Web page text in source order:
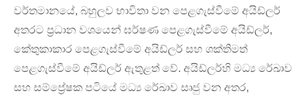
වර්තමානයේ, බහුලව භාවිතා වන පෙළගැස්වීමේ අයිඩ්ලර්
අතරට ප්‍රධාන වශයෙන් ඝර්ෂණ පෙළගැස්වීමේ අයිඩ්ලර්,
කේතුකාකාර පෙළගැස්වීමේ අයිඩ්ලර් සහ ශක්තිමත්
පෙළගැස්වීමේ අයිඩ්ලර් ඇතුළත් වේ. අයිඩ්ලර්හි මධ්‍ය රේඛාව
සහ සම්ප්‍රේෂක පටියේ මධ්‍ය රේඛාව සෘජු වන අතර,